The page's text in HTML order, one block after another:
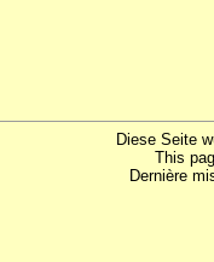
Diese Seite
This
Dernière